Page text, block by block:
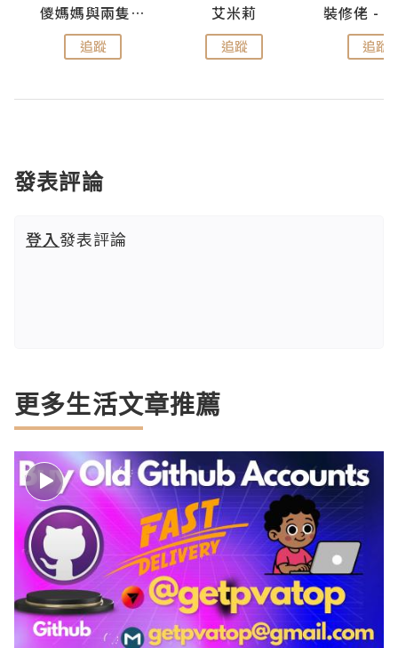
儍媽媽與兩隻小魔怪之家
追蹤
艾米莉
追蹤 追蹤
發表評論
登入發表評論
更多生活文章推薦